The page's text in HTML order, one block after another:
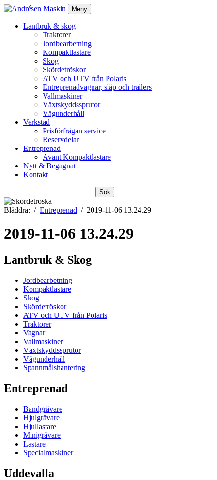
Meny
Lantbruk & skog
Traktorer
Jordbearbetning
Kompaktlastare
Skog
Skördetröskor
ATV och UTV från Polaris
Entreprenadvagnar, släp och trailers
Vallmaskiner
Växtskyddssprutor
Vägunderhåll
Verkstad
Prisförfrågan service
Reservdelar
Entreprenad
Avant Kompaktlastare
Nytt & Begagnat
Kontakt
efter:
Bläddra:
Entreprenad 2019-11-06 13.24.29
2019-11-06 13.24.29
Lantbruk & Skog
Jordbearbetning
Kompaktlastare
Skog
Skördetröskor
ATV och UTV från Polaris
Traktorer
Vagnar
Vallmaskiner
Växtskyddssprutor
Vägunderhåll
Spannmålshantering
Entreprenad
Bandgrävare
Hjulgrävare
Hjullastare
Minigrävare
Lastare
Specialmaskiner
Uddevalla